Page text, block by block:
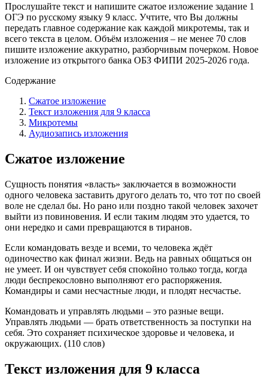
Прослушайте текст и напишите сжатое изложение задание 1
ОГЭ по русскому языку 9 класс. Учтите, что Вы должны
передать главное содержание как каждой микротемы, так и
всего текста в целом. Объём изложения – не менее 70 слов
пишите изложение аккуратно, разборчивым почерком. Новое
изложение из открытого банка ОБЗ ФИПИ 2025-2026 года.
Содержание
Сжатое изложение
Текст изложения для 9 класса
Микротемы
Аудиозапись изложения
Сжатое изложение
Сущность понятия «власть» заключается в возможности
одного человека заставить другого делать то, что тот по своей
воле не сделал бы. Но рано или поздно такой человек захочет
выйти из повиновения. И если таким людям это удается, то
они нередко и сами превращаются в тиранов.
Если командовать везде и всеми, то человека ждёт
одиночество как финал жизни. Ведь на равных общаться он
не умеет. И он чувствует себя спокойно только тогда, когда
люди беспрекословно выполняют его распоряжения.
Командиры и сами несчастные люди, и плодят несчастье.
Командовать и управлять людьми – это разные вещи.
Управлять людьми — брать ответственность за поступки на
себя. Это сохраняет психическое здоровье и человека, и
окружающих. (110 слов)
Текст изложения для 9 класса